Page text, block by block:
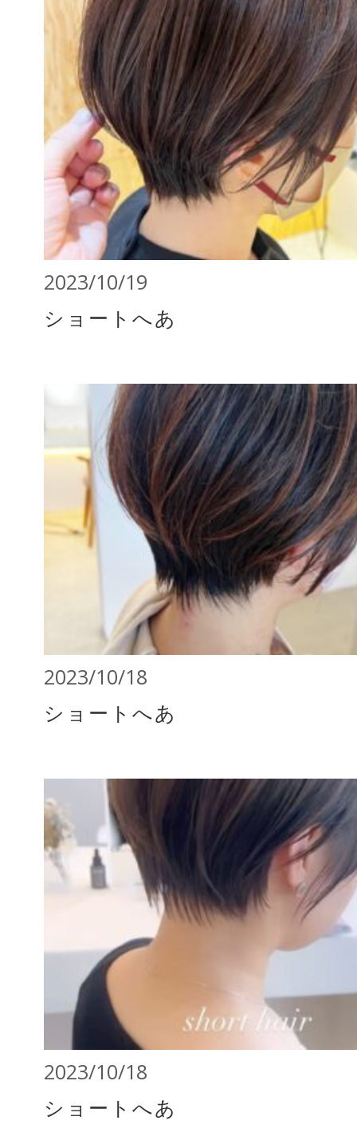
2023/10/19
ショートへあ
2023/10/18
ショートへあ
2023/10/18
ショートへあ